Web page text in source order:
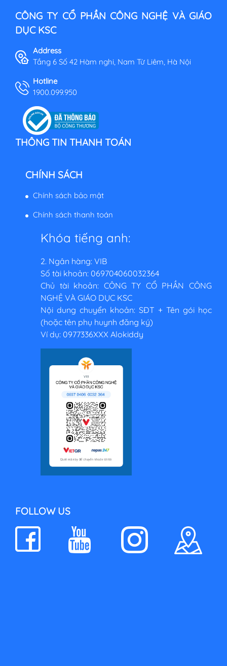
CÔNG TY CỔ PHẦN CÔNG NGHỆ VÀ GIÁO
DỤC KSC
Address
Tầng 6 Số 42 Hàm nghi, Nam Từ Liêm, Hà Nội
Hotline
1900.099.950
THÔNG TIN THANH TOÁN
CHÍNH SÁCH
Chính sách bảo mật
Chính sách thanh toán
Khóa tiếng anh:
2. Ngân hàng: VIB
Số tài khoản: 069704060032364
Chủ tài khoản: CÔNG TY CỔ PHẦN CÔNG
NGHỆ VÀ GIÁO DỤC KSC
Nội dung chuyển khoản: SĐT + Tên gói học
(hoặc tên phụ huynh đăng ký)
Ví dụ: 0977336XXX Alokiddy
FOLLOW US